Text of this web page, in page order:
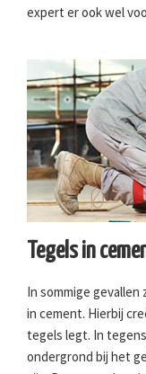
expert er ook wel
Tegels in
In sommige
in cement. Hierbij
tegels legt. In
ondergrond bij het